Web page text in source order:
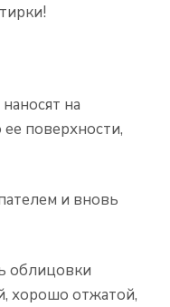
на
поверхности,
и вновь
облицовки
хорошо отжатой,